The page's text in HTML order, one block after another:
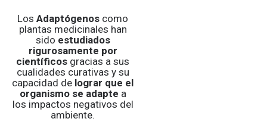
Los Adaptógenos como
plantas medicinales han
sido estudiados
rigurosamente por
científicos gracias a sus
cualidades curativas y su
capacidad de lograr que el
organismo se adapte a
los impactos negativos del
ambiente.